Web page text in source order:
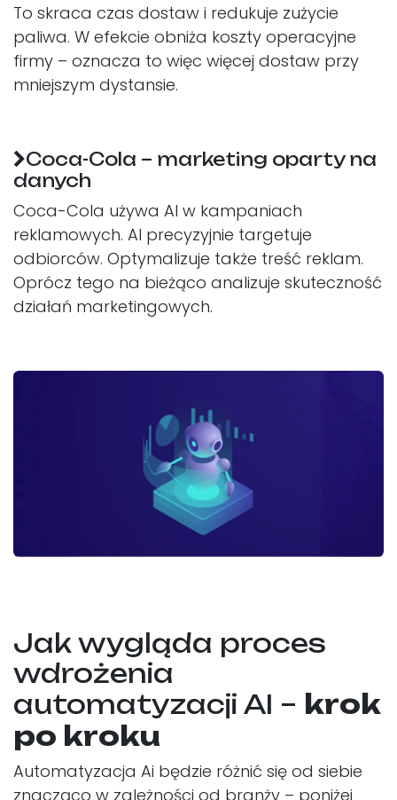
To skraca czas dostaw i redukuje zużycie
paliwa. W efekcie obniża koszty operacyjne
firmy – oznacza to więc więcej dostaw przy
mniejszym dystansie.
Coca-Cola – marketing oparty na
danych
Coca-Cola używa AI w kampaniach
reklamowych. AI precyzyjnie targetuje
odbiorców. Optymalizuje także treść reklam.
Oprócz tego na bieżąco analizuje skuteczność
działań marketingowych.
Jak wygląda proces
wdrożenia
automatyzacji AI – krok
po kroku
Automatyzacja Ai będzie różnić się od siebie
znacząco w zależności od branży – poniżej